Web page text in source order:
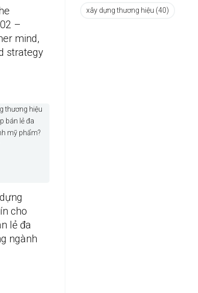
–
mind,
strategy
cho
lẻ đa
ngành
xây dựng thương hiệu (40)